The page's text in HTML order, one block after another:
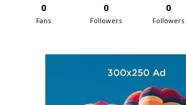
0
Fans
0
Followers
0
Followers